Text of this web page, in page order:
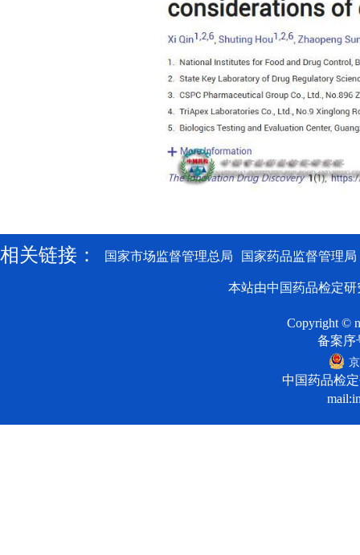
相关链接： 国家市场监督管理总局 国家药品监督管理局
本站由中国药品检定
Copyright ©
备案序
中国药品检